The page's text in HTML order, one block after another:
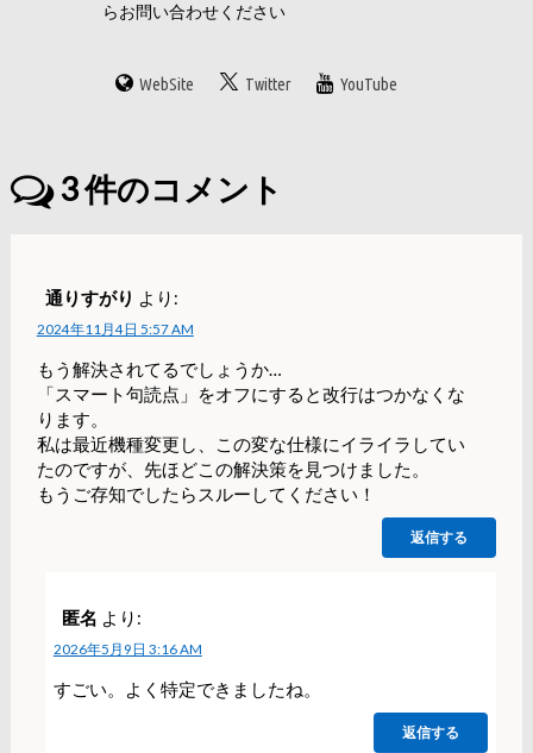
らお問い合わせください
WebSite Twitter YouTube
3件のコメント
通りすがり より:
2024年11月4日 5:57 AM
もう解決されてるでしょうか…
「スマート句読点」をオフにすると改行はつかなくな
ります。
私は最近機種変更し、この変な仕様にイライラしてい
たのですが、先ほどこの解決策を見つけました。
もうご存知でしたらスルーしてください！
返信する
匿名 より:
2026年5月9日 3:16 AM
すごい。よく特定できましたね。
返信する